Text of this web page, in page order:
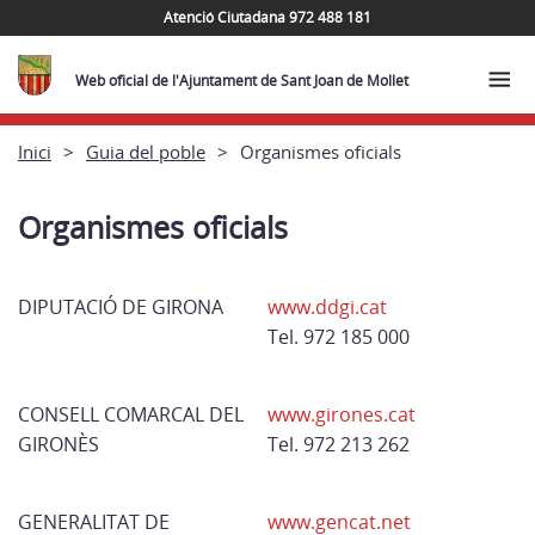
Atenció Ciutadana 972 488 181
Web oficial de l'Ajuntament de Sant Joan de Mollet
Inici Guia del poble Organismes oficials
Organismes oficials
DIPUTACIÓ DE GIRONA
www.ddgi.cat
Tel. 972 185 000
CONSELL COMARCAL DEL
GIRONÈS
www.girones.cat
Tel. 972 213 262
GENERALITAT DE www.gencat.net